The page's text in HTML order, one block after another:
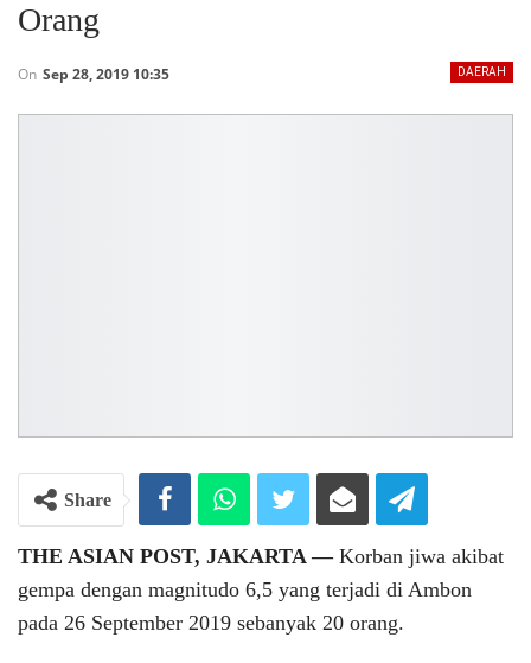
Orang
DAERAH
On Sep 28, 2019 10:35
Share
THE ASIAN POST, JAKARTA ―Korban jiwa akibat
gempa dengan magnitudo 6,5 yang terjadi di Ambon
pada 26 September 2019 sebanyak 20 orang.